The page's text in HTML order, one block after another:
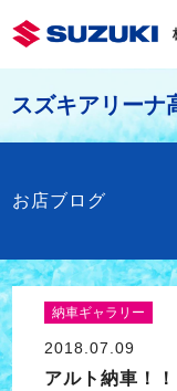
スズキアリーナ
お店ブログ
納車ギャラリー
2018.07.09
アルト納車！！